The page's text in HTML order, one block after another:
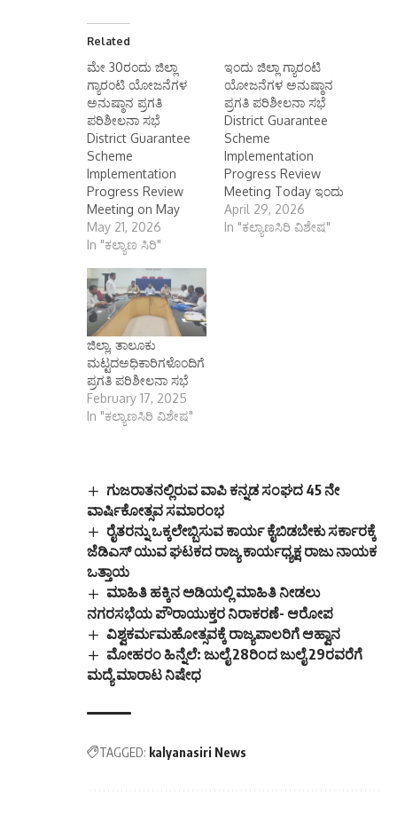
Related
ಮೇ 30ರಂದು ಜಿಲ್ಲಾ
ಗ್ಯಾರಂಟಿ ಯೋಜನೆಗಳ
ಅನುಷ್ಠಾನ ಪ್ರಗತಿ
ಪರಿಶೀಲನಾ ಸಭೆ
District Guarantee
Scheme
Implementation
Progress Review
Meeting on May
30th ಮೇ 30ರಂದು ಜಿಲ್ಲಾ
ಗ್ಯಾರಂಟಿ ಯೋಜನೆಗಳ
ಪರಿಶೀಲನಾ ಸಭೆ ಕೊಪ್ಪಳ
ಮೇ 21 (ಕರ್ನಾಟಕ
ವಾರ್ತೆ): ರಾಜ್ಯ ಸರ್ಕಾರದ 5
ಗ್ಯಾರಂಟಿ ಯೋಜನೆಗಳ
ಅನುಷ್ಠಾನದ ಕುರಿತು
ಕೊಪ್ಪಳ ಜಿಲ್ಲಾ ಮಟ್ಟದ
ಪ್ರಗತಿ ಪರಿಶೀಲನಾ
ಸಭೆಯನ್ನು ಮೇ 30 ರಂದು
ಬೆಳಿಗ್ಗೆ 11 ಗಂಟೆಗೆ ಕೊಪ್ಪಳ
ಆಯೋಜಿಸಲಾಗಿದೆ. ಜಿಲ್ಲಾ
ಮಟ್ಟದ…
May 21, 2026
In "ಕಲ್ಯಾಣ ಸಿರಿ"
ಇಂದು ಜಿಲ್ಲಾ ಗ್ಯಾರಂಟಿ
ಯೋಜನೆಗಳ ಅನುಷ್ಠಾನ
ಪ್ರಗತಿ ಪರಿಶೀಲನಾ ಸಭೆ
District Guarantee
Scheme
Implementation
Progress Review
Meeting Today ಇಂದು
ಜಿಲ್ಲಾ ಗ್ಯಾರಂಟಿ
ಯೋಜನೆಗಳ ಅನುಷ್ಠಾನ
ಯೋಜನೆಗಳ ಅನುಷ್ಠಾನ
April 29, 2026
In "ಕಲ್ಯಾಣಸಿರಿ ವಿಶೇಷ"
ಜಿಲ್ಲಾ, ತಾಲೂಕು
ಮಟ್ಟದಅಧಿಕಾರಿಗಳೊಂದಿಗೆ
ಪ್ರಗತಿ ಪರಿಶೀಲನಾ ಸಭೆ
February 17, 2025
In "ಕಲ್ಯಾಣಸಿರಿ ವಿಶೇಷ"
ಗುಜರಾತನಲ್ಲಿರುವ ವಾಪಿ ಕನ್ನಡ ಸಂಘದ 45 ನೇ
ವಾರ್ಷಿಕೋತ್ಸವ ಸಮಾರಂಭ
ರೈತರನ್ನು ಒಕ್ಕಲೇಬ್ಬಿಸುವ ಕಾರ್ಯ ಕೈಬಿಡಬೇಕು ಸರ್ಕಾರಕ್ಕೆ
ಜೆಡಿಎಸ್ ಯುವ ಘಟಕದ ರಾಜ್ಯ ಕಾರ್ಯಧ್ಯಕ್ಷ ರಾಜು ನಾಯಕ
ಒತ್ತಾಯ
ಮಾಹಿತಿ ಹಕ್ಕಿನ ಅಡಿಯಲ್ಲಿ ಮಾಹಿತಿ ನೀಡಲು
ನಗರಸಭೆಯ ಪೌರಾಯುಕ್ತರ ನಿರಾಕರಣೆ- ಆರೋಪ
ವಿಶ್ವಕರ್ಮಮಹೋತ್ಸವಕ್ಕೆ ರಾಜ್ಯಪಾಲರಿಗೆ ಆಹ್ವಾನ
ಮೋಹರಂ ಹಿನ್ನೆಲೆ: ಜುಲೈ 28ರಿಂದ ಜುಲೈ 29ರವರೆಗೆ
ಮದ್ಯೆ ಮಾರಾಟ ನಿಷೇಧ
TAGGED: kalyanasiri News